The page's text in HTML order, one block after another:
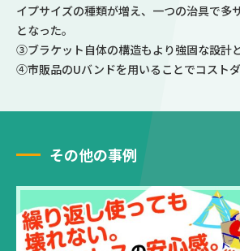
イプサイズの種類が増え、一つの治具で多
となった。
③ブラケット自体の構造もより強固な設計と
④市販品のUバンドを用いることでコストダ
その他の事例